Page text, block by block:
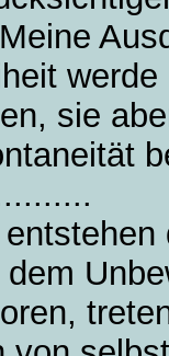
sie
dem